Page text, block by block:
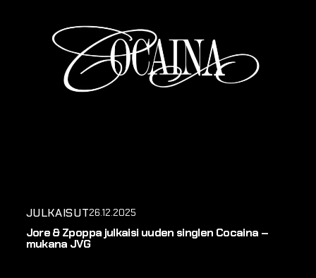
JULKAISUT26.12.2025
Jore & Zpoppa julkaisi uuden singlen Cocaina –
mukana JVG